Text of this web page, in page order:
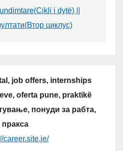
i dytë) ||
циклус)
job offers, internships
oferta pune, praktikë
понуди за рабта,
пракса
career.site.je/